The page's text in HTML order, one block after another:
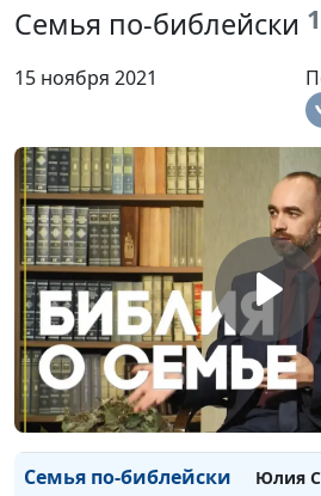
Семья по-библейски
15 ноября 2021
Непослушание Богу -
причины Ионы
Юлия
Кто такие ангелы в
Библии?
Юлия
Сергей
Семья по-библейски
Юлия